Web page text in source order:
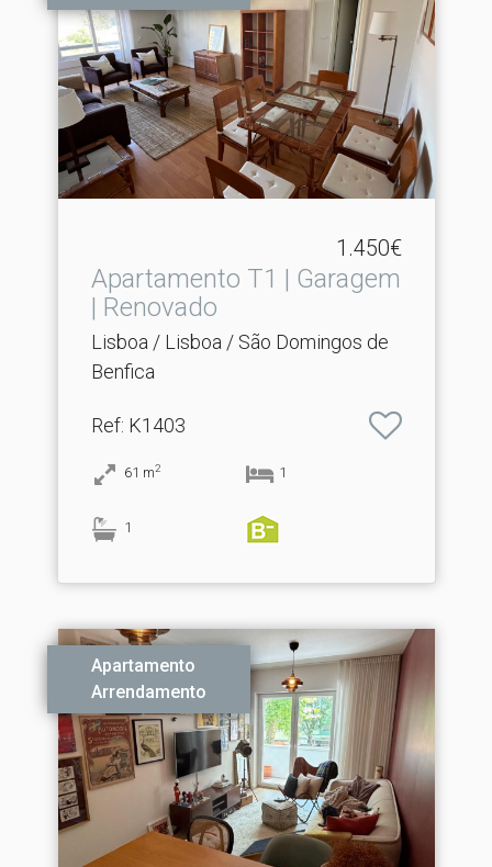
1.450€
Apartamento T1 | Garagem
| Renovado
Lisboa / Lisboa / São Domingos de
Benfica
Ref: K1403
61 m2 1
1
Apartamento
Arrendamento